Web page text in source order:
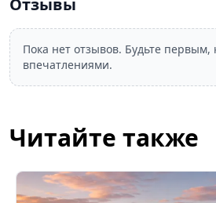
Отзывы
Пока нет отзывов. Будьте первым,
впечатлениями.
Читайте также